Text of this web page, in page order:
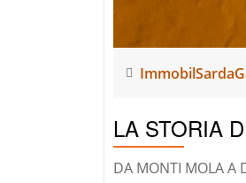
LA STORIA
DA MONTI MOLA A